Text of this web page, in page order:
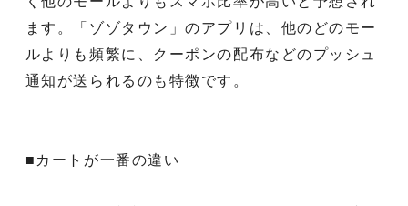
ます。「ゾゾタウン」のアプリは、他のどのモー
ルよりも頻繁に、クーポンの配布などのプッシュ
通知が送られるのも特徴です。
■カートが一番の違い